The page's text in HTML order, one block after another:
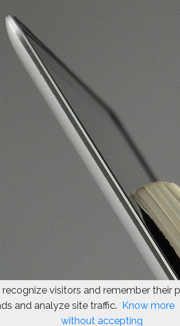
visitors and remember their
and analyze site traffic. Know more
without accepting